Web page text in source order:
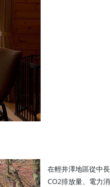
在輕井澤地區從中
CO2排放量、電力消